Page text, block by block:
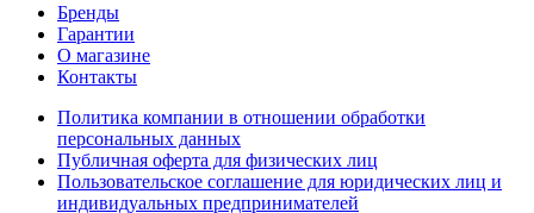
Бренды
Гарантии
О магазине
Контакты
Политика компании в отношении обработки
персональных данных
Публичная оферта для физических лиц
Пользовательское соглашение для юридических лиц и
индивидуальных предпринимателей